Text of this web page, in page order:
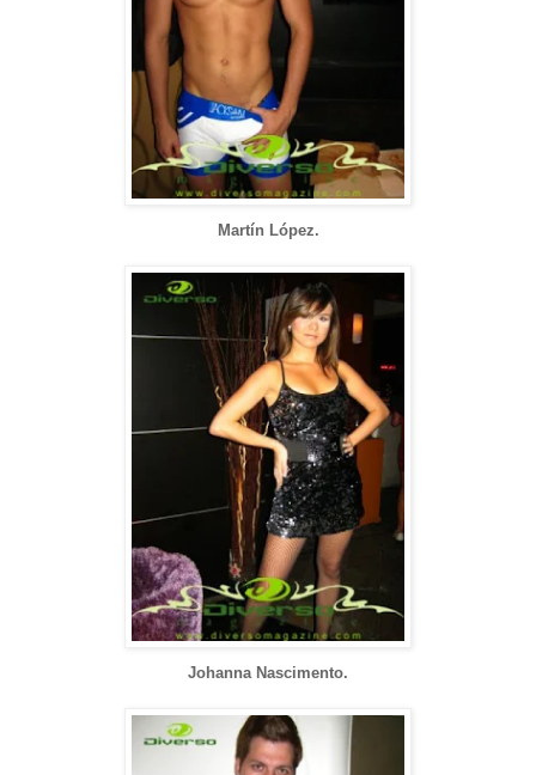
Martín López.
Johanna Nascimento.